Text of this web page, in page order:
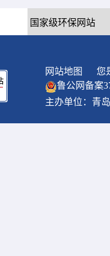
网站地图 您
鲁公网备案
主办单位：青